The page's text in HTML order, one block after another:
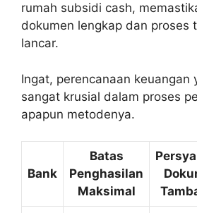
rumah subsidi cash,
dokumen lengkap dan proses
lancar.
Ingat, perencanaan keuangan
sangat krusial dalam proses
apapun metodenya.
Bank
Batas
Penghasilan
Maksimal